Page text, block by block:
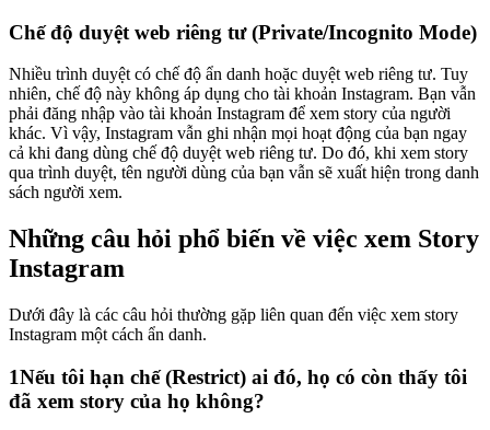
Chế độ duyệt web riêng tư (Private/Incognito Mode)
Nhiều trình duyệt có chế độ ẩn danh hoặc duyệt web riêng tư. Tuy
nhiên, chế độ này không áp dụng cho tài khoản Instagram. Bạn vẫn
phải đăng nhập vào tài khoản Instagram để xem story của người
khác. Vì vậy, Instagram vẫn ghi nhận mọi hoạt động của bạn ngay
cả khi đang dùng chế độ duyệt web riêng tư. Do đó, khi xem story
qua trình duyệt, tên người dùng của bạn vẫn sẽ xuất hiện trong danh
sách người xem.
Những câu hỏi phổ biến về việc xem Story
Instagram
Dưới đây là các câu hỏi thường gặp liên quan đến việc xem story
Instagram một cách ẩn danh.
1Nếu tôi hạn chế (Restrict) ai đó, họ có còn thấy tôi
đã xem story của họ không?